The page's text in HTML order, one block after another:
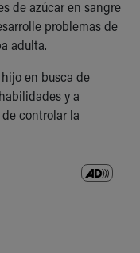
de azúcar en sangre
problemas de
adulta.
en busca de
y a
controlar la